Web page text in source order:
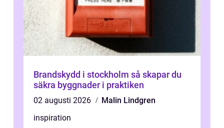
Brandskydd i stockholm så skapar du
säkra byggnader i praktiken
02 augusti 2026
Malin Lindgren
inspiration